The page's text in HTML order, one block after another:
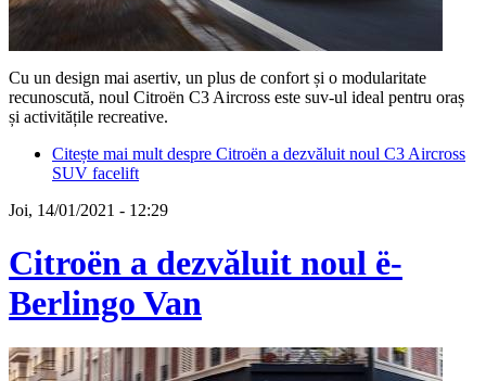
Cu un design mai asertiv, un plus de confort și o modularitate
recunoscută, noul Citroën C3 Aircross este suv-ul ideal pentru oraș
și activitățile recreative.
Citește mai mult despre Citroën a dezvăluit noul C3 Aircross
SUV facelift
Joi, 14/01/2021 - 12:29
Citroën a dezvăluit noul ë-
Berlingo Van